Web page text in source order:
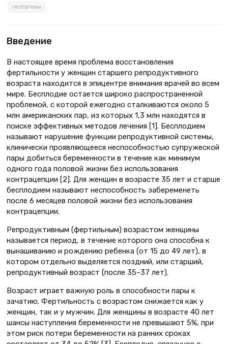
гестагены
Введение
В настоящее время проблема восстановления
фертильности у женщин старшего репродуктивного
возраста находится в эпицентре внимания врачей во всем
мире. Бесплодие остается широко распространенной
проблемой, с которой ежегодно сталкиваются около 5
млн американских пар, из которых 1,3 млн находятся в
поиске эффективных методов лечения [1]. Бесплодием
называют нарушение функции репродуктивной системы,
клинически проявляющееся неспособностью супружеской
пары добиться беременности в течение как минимум
одного года половой жизни без использования
контрацепции [2]. Для женщин в возрасте 35 лет и старше
бесплодием называют неспособность забеременеть
после 6 месяцев половой жизни без использования
контрацепции.
Репродуктивным (фертильным) возрастом женщины
называется период, в течение которого она способна к
вынашиванию и рождению ребенка (от 15 до 49 лет), в
котором отдельно выделяется поздний, или старший,
репродуктивный возраст (после 35–37 лет).
Возраст играет важную роль в способности пары к
зачатию. Фертильность с возрастом снижается как у
женщин, так и у мужчин. Для женщины в возрасте 40 лет
шансы наступления беременности не превышают 5%, при
этом риск потери беременности на ранних сроках